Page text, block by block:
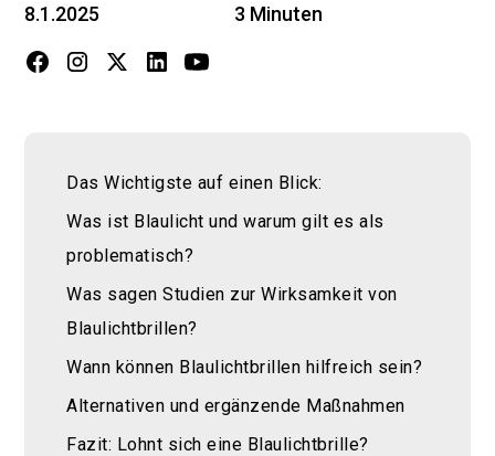
8.1.2025
3 Minuten
Das Wichtigste auf einen Blick:
Was ist Blaulicht und warum gilt es als
problematisch?
Was sagen Studien zur Wirksamkeit von
Blaulichtbrillen?
Wann können Blaulichtbrillen hilfreich sein?
Alternativen und ergänzende Maßnahmen
Fazit: Lohnt sich eine Blaulichtbrille?